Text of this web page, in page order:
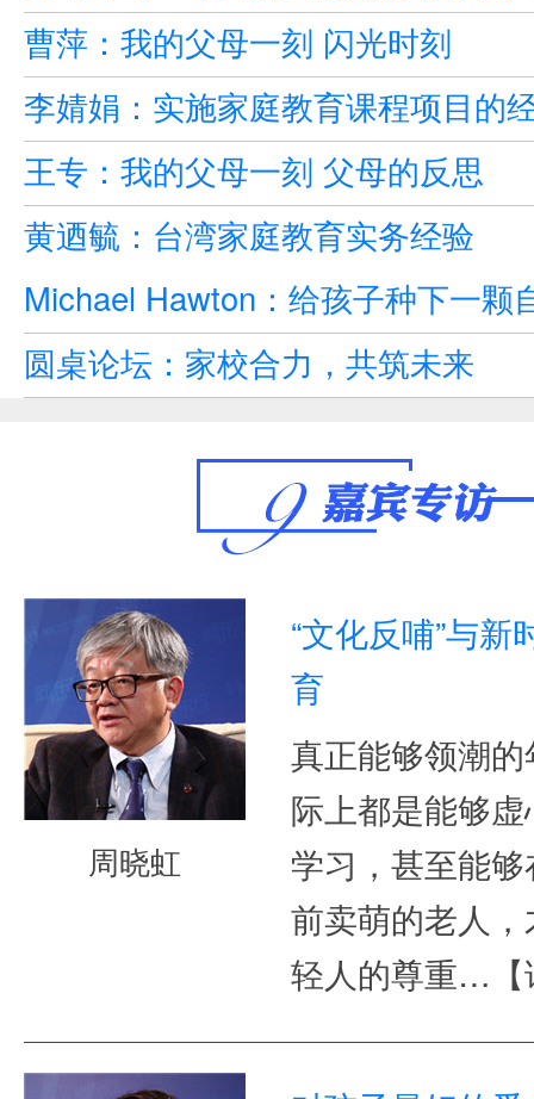
曹萍：我的父母一刻 闪光时刻
李婧娟：实施家庭教育课程项目的
王专：我的父母一刻 父母的反思
黄迺毓：台湾家庭教育实务经验
Michael Hawton：给孩子种下一颗
圆桌论坛：家校合力，共筑未来
周晓虹
“文化反哺”与新
育
真正能够领潮
际上都是能够
学习，甚至能
前卖萌的老人
轻人的尊重…